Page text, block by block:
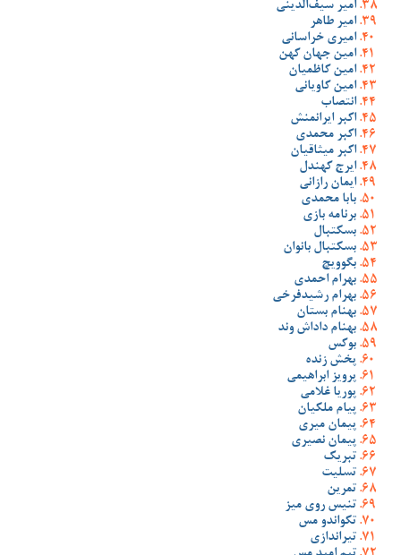
امیر سیف‌الدینی
امیر طاهر
امیری خراسانی
امین جهان کهن
امین کاظمیان
امین کاویانی
انتصاب
اکبر ایرانمنش
اکبر محمدی
اکبر میثاقیان
ایرج کهندل
ایمان رازانی
بابا محمدی
برنامه بازی
بسکتبال
بسکتبال بانوان
بگوویچ
بهرام احمدی
بهرام رشیدفرخی
بهنام بستان
بهنام داداش وند
بوکس
پخش زنده
پرویز ابراهیمی
پوریا غلامی
پیام ملکیان
پیمان میری
پیمان نصیری
تبریک
تسلیت
تمرین
تنیس روی میز
تکواندو مس
تیراندازی